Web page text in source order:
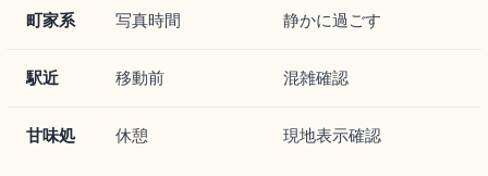
町家系 写真時間 静かに過ごす
駅近 移動前 混雑確認
甘味処 休憩 現地表示確認